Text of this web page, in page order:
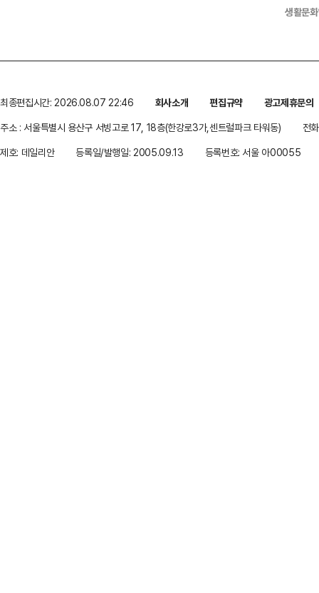
생활문
최종편집시간: 2026.08.07 22:46 회사소개 편집규약
광고제휴문의
주소 : 서울특별시 용산구 서빙고로 17, 18층(한강로3가,센트럴파크 타워동)
전
제호: 데일리안
등록일/발행일: 2005.09.13 등록번호: 서울 아00055